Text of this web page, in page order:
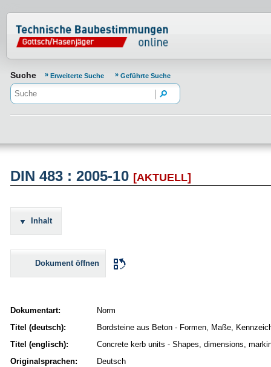
Normenportal Barrierefreiheit
Suche Erweiterte Suche Geführte Suche
DIN 483 : 2005-10 [AKTUELL]
Inhalt
Dokument öffnen
Dokumentart:
Norm
Titel (deutsch):
Bordsteine aus Beton - Formen, Maße,
Titel (englisch):
Concrete kerb units - Shapes, dimensions,
Originalsprachen:
Deutsch